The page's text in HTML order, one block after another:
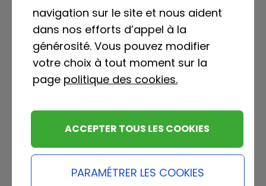
navigation sur le site et nous aident
dans nos efforts d’appel à la
générosité. Vous pouvez modifier
votre choix à tout moment sur la
page politique des cookies.
PARAMÉTRER LES COOKIES
ACCEPTER TOUS LES COOKIES